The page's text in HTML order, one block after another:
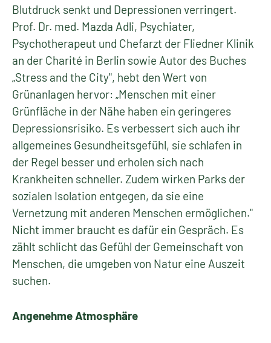
Blutdruck senkt und Depressionen verringert.
Prof. Dr. med. Mazda Adli, Psychiater,
Psychotherapeut und Chefarzt der Fliedner Klinik
an der Charité in Berlin sowie Autor des Buches
„Stress and the City", hebt den Wert von
Grünanlagen hervor: „Menschen mit einer
Grünfläche in der Nähe haben ein geringeres
Depressionsrisiko. Es verbessert sich auch ihr
allgemeines Gesundheitsgefühl, sie schlafen in
der Regel besser und erholen sich nach
Krankheiten schneller. Zudem wirken Parks der
sozialen Isolation entgegen, da sie eine
Vernetzung mit anderen Menschen ermöglichen."
Nicht immer braucht es dafür ein Gespräch. Es
zählt schlicht das Gefühl der Gemeinschaft von
Menschen, die umgeben von Natur eine Auszeit
suchen.
Angenehme Atmosphäre